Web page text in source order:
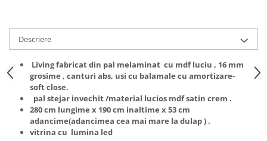
Paturi tapitate
Saltele
Seturi dormitoare complete
Suporturi saltea/Somiere/Gratii
pentru pat
Mobilier Hol/Cuiere
Descriere
Living fabricat din pal melaminat cu mdf luciu , 16 mm
grosime , canturi abs, usi cu balamale cu amortizare-
soft close.
pal stejar invechit /material lucios mdf satin crem .
280 cm lungime x 190 cm inaltime x 53 cm
adancime(adancimea cea mai mare la dulap ) .
vitrina cu lumina led